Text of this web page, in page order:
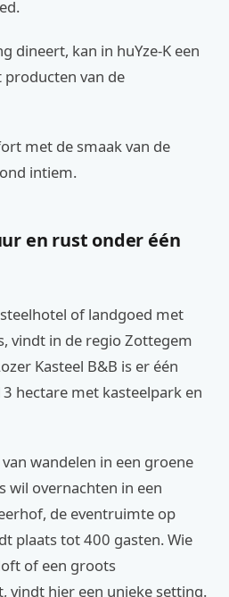
dineert, kan in huYze-K een
van de
met de smaak van de
intiem.
en rust onder één
of landgoed met
vindt in de regio Zottegem
Kasteel B&B is er één
hectare met kasteelpark en
wandelen in een groene
wil overnachten in een
de eventruimte op
plaats tot 400 gasten. Wie
of een groots
vindt hier een unieke setting.